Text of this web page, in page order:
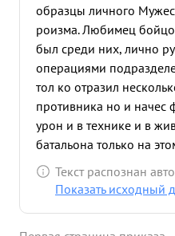
образцы личного
роизма. Любимец
был среди них, лично
операциями
тол ко отразил
противника но и начес
урон и в технике и в
батальона только на
сожженых танка и до
офицеров. Получив от
Текст распознан
Показать исходный